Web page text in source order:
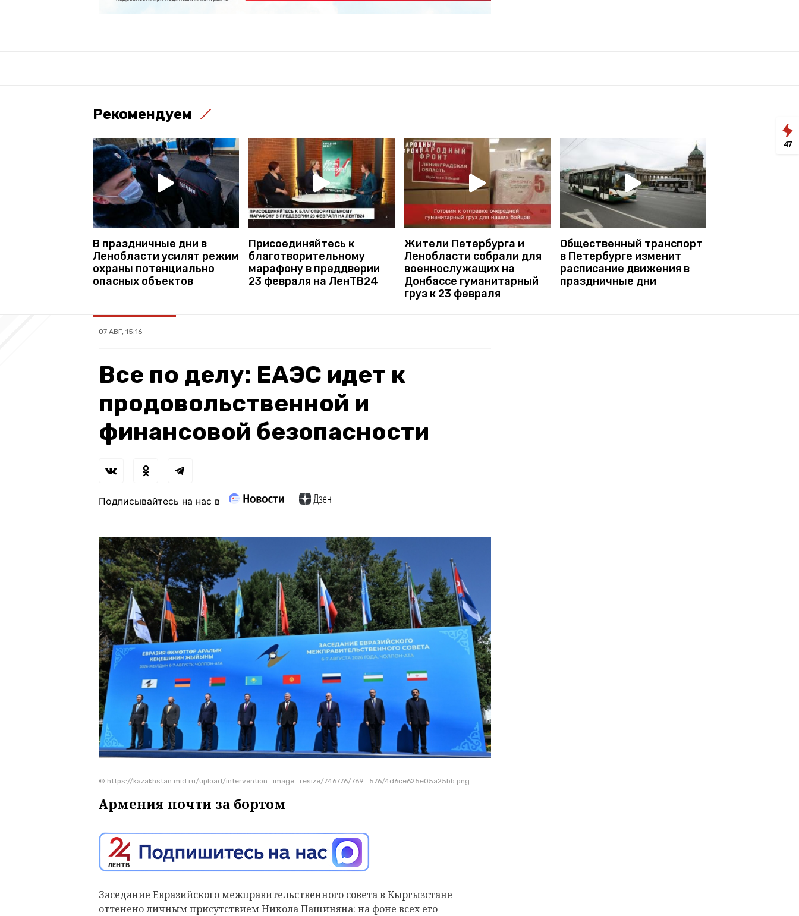
Рекомендуем
В праздничные дни в
Ленобласти усилят режим
охраны потенциально
опасных объектов
Присоединяйтесь к
благотворительному
марафону в преддверии
23 февраля на ЛенТВ24
Жители Петербурга и
Ленобласти собрали для
военнослужащих на
Донбассе гуманитарный
груз к 23 февраля
Общественный транспорт
в Петербурге изменит
расписание движения в
праздничные дни
07 АВГ, 15:16
Все по делу: ЕАЭС идет к
продовольственной и
финансовой безопасности
Подписывайтесь на нас в
© https://kazakhstan.mid.ru/upload/intervention_image_resize/746776/769_576/4d6ce625e05a25bb.png
Армения почти за бортом
Заседание Евразийского межправительственного совета в Кыргызстане
оттенено личным присутствием Никола Пашиняна: на фоне всех его
47